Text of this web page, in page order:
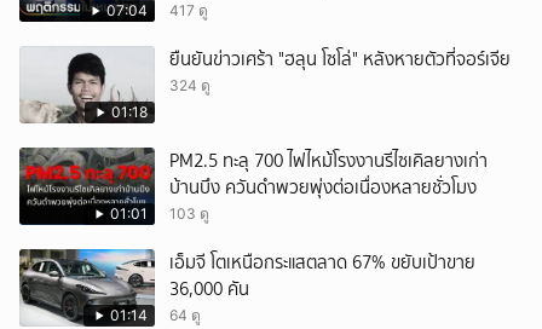
07:04 417 ดู
01:18
ยืนยันข่าวเศร้า "ฮลุน โซโล่" หลังหายตัวที่จอร์เจีย
324 ดู
01:01
PM2.5 ทะลุ 700 ไฟไหม้โรงงานรีไซเคิลยางเก่า
บ้านบึง ควันดำพวยพุ่งต่อเนื่องหลายชั่วโมง
103 ดู
01:14
เอ็มจี โตเหนือกระแสตลาด 67% ขยับเป้าขาย
36,000 คัน
64 ดู